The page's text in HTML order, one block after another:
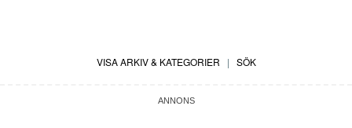
VISA ARKIV & KATEGORIER | SÖK